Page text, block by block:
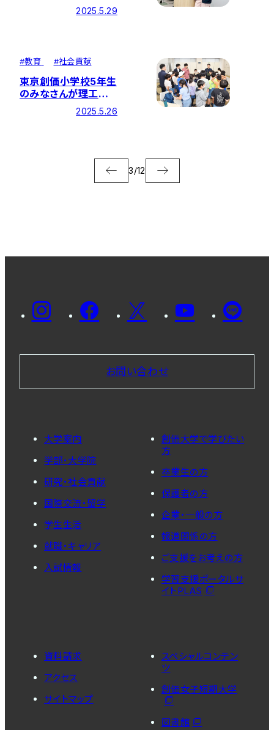
2025.5.29
#教育 #社会貢献
東京創価小学校5年生
のみなさんが理工学
部で体験授業2025.5.26
3/12
お問い合わせ
大学案内
学部・大学院
研究・社会貢献
国際交流・留学
学生生活
就職・キャリア
入試情報
創価大学で学びたい
方
卒業生の方
保護者の方
企業・一般の方
報道関係の方
ご支援をお考えの方
学習支援ポータルサ
イトPLAS
資料請求
アクセス
サイトマップ
スペシャルコンテン
ツ
創価女子短期大学
図書館